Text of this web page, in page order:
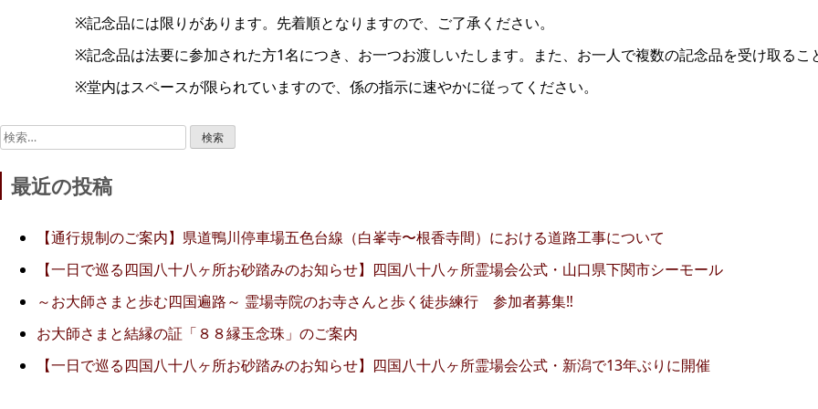
※記念品には限りがあります。先着順となりますので、ご了承ください。
※記念品は法要に参加された方1名につき、お一つお渡しいたします。また、お一人で複数の記念品を受け取るこ
※堂内はスペースが限られていますので、係の指示に速やかに従ってください。
検
最近の投稿
【通行規制のご案内】県道鴨川停車場五色台線（白峯寺〜根香寺間）における道路工事について
【一日で巡る四国八十八ヶ所お砂踏みのお知らせ】四国八十八ヶ所霊場会公式・山口県下関市シーモール
～お大師さまと歩む四国遍路～ 霊場寺院のお寺さんと歩く徒歩練行 参加者募集‼
お大師さまと結縁の証「８８縁玉念珠」のご案内
【一日で巡る四国八十八ヶ所お砂踏みのお知らせ】四国八十八ヶ所霊場会公式・新潟で13年ぶりに開催